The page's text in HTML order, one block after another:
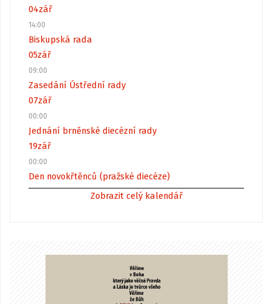
04zář
14:00
Biskupská rada
05zář
09:00
Zasedání Ústřední rady
07zář
00:00
Jednání brněnské diecézní rady
19zář
00:00
Den novokřtěnců (pražské diecéze)
Zobrazit celý kalendář